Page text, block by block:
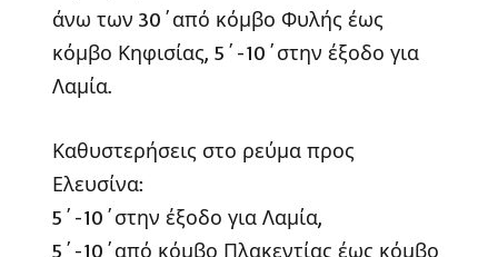
άνω των 30΄από κόμβο Φυλής έως
κόμβο Κηφισίας, 5΄-10΄στην έξοδο για
Λαμία.
Καθυστερήσεις στο ρεύμα προς
Ελευσίνα:
5΄-10΄στην έξοδο για Λαμία,
5΄-10΄από κόμβο Πλακεντίας έως κόμβο